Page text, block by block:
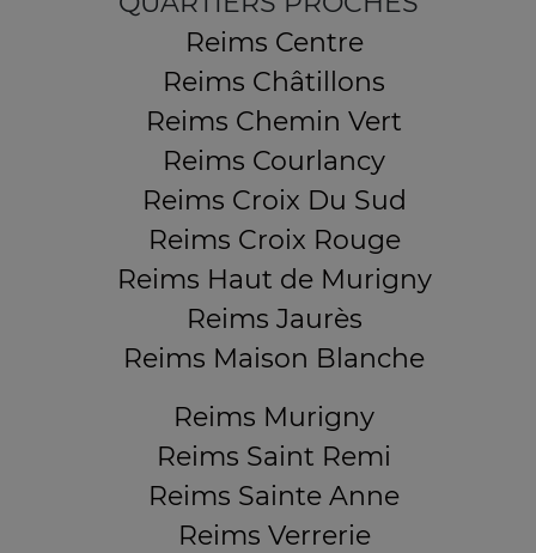
Reims Centre
Reims Châtillons
Reims Chemin Vert
Reims Courlancy
Reims Croix Du Sud
Reims Croix Rouge
Reims Haut de Murigny
Reims Jaurès
Reims Maison Blanche
Reims Murigny
Reims Saint Remi
Reims Sainte Anne
Reims Verrerie